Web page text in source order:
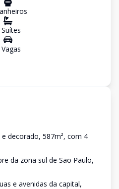
s
s
Vagas
decorado, 587m², com 4
da zona sul de São Paulo,
e avenidas da capital,